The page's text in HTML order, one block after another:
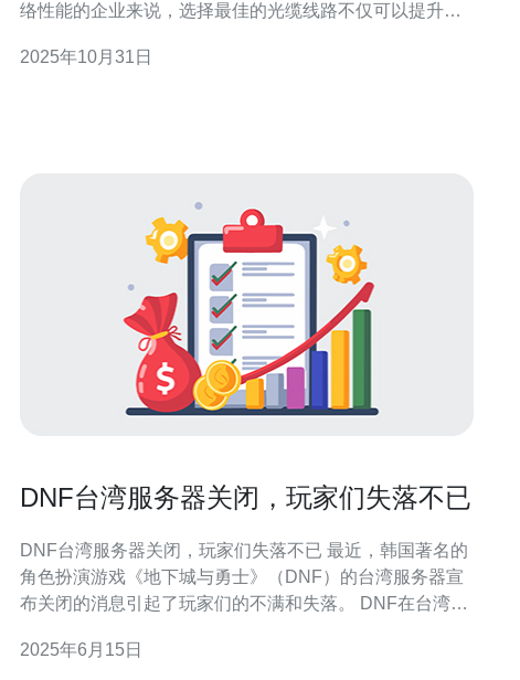
络性能的企业来说，选择最佳的光缆线路不仅可以提升连
了解CN2海底光缆在台湾的布局与技术优势，能够帮助企
2025年10月31日
DNF台湾服务器关闭，玩家们失落不已
DNF台湾服务器关闭，玩家们失落不已 最近，韩国著名的
角色扮演游戏《地下城与勇士》（DNF）的台湾服务器宣
布关闭的消息引起了玩家们的不满和失落。 DNF在台湾拥
间和精力。然而，随着台湾服务器的关闭，这些玩家将失
2025年6月15日